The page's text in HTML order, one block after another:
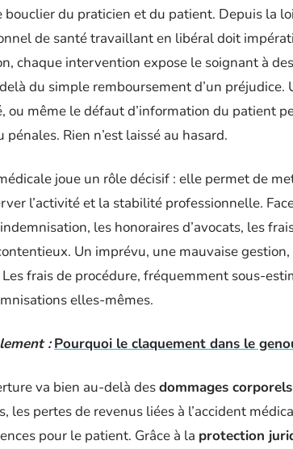
bouclier du praticien et du patient. Depuis la
de santé travaillant en libéral doit
chaque intervention expose le soignant à
du simple remboursement d’un préjudice.
ou même le défaut d’information du patient
pénales. Rien n’est laissé au hasard.
joue un rôle décisif : elle permet de
l’activité et la stabilité professionnelle.
les honoraires d’avocats, les
Un imprévu, une mauvaise gestion,
frais de procédure, fréquemment sous-
elles-mêmes.
: Pourquoi le claquement dans le
va bien au-delà desdommages corporels
les pertes de revenus liées à l’accident
pour le patient. Grâce à la protection